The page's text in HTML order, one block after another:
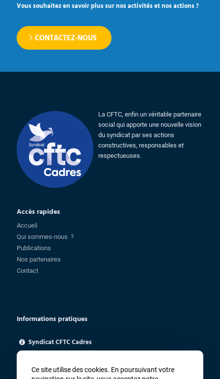
Vous souhaitez en savoir plus sur nos activités et nos actions ?
CONTACTEZ-NOUS
La CFTC, enfin un véritable partenaire
social qui apporte une nouvelle vision
du syndicat par ses actions
constructives, responsables et
respectueuses.
Accès rapides
Accueil
Qui sommes-nous ?
Publications
Nos partenaires
Contact
Informations pratiques
Syndicat CFTC Cadres
85 rue Charlot - 75003 Paris
ugica@cftc.fr
01 83 94 67 91
Ce site utilise des cookies. En poursuivant votre